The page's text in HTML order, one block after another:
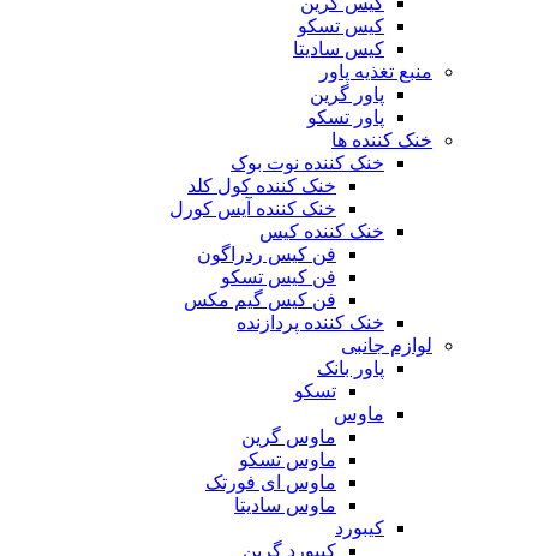
کیس تسکو
کیس سادیتا
منبع تغذیه‌ پاور
پاور گرین
پاور تسکو
خنک کننده ها
خنک کننده نوت بوک
خنک کننده کول کلد
خنک کننده آیس کورل
خنک کننده کیس
فن کیس ردراگون
فن کیس تسکو
فن کیس گیم مکس
خنک کننده پردازنده
لوازم جانبی
پاور بانک
تسکو
ماوس
ماوس گرین
ماوس تسکو
ماوس ای فورتک
ماوس سادیتا
کیبورد
کیبورد گرین